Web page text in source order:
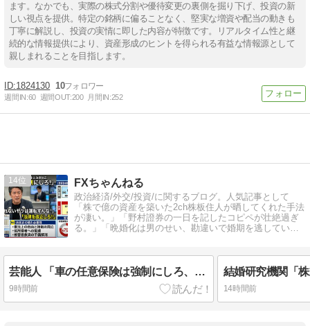
ます。なかでも、実際の株式分割や優待変更の裏側を掘り下げ、投資の新
しい視点を提供。特定の銘柄に偏ることなく、堅実な増資や配当の動きも
丁寧に解説し、投資の実情に即した内容が特徴です。リアルタイム性と継
続的な情報提供により、資産形成のヒントを得られる有益な情報源として
親しまれることを目指します。
1824130 10
週間IN:60 週間OUT:200 月間IN:252
14 FXちゃんねる
政治経済/外交/投資/に関するブログ。人気記事として
「株で億の資産を築いた2ch株板住人が晒してくれた手法
が凄い。」「野村證券の一日を記したコピペが壮絶過ぎ
る。」「晩婚化は男のせい、勘違いで婚期を逃してい
芸能人 「車の任意保険は強制にしろ、保険にも入れないヤツは運転すんな！法律を改正しろ！！」
9時間前 14時間前